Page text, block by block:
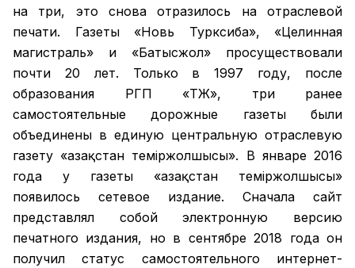
на три, это снова отразилось на отраслевой
печати. Газеты «Новь Турксиба», «Целинная
магистраль» и «Батысжол» просуществовали
почти 20 лет. Только в 1997 году, после
образования РГП «ҚТЖ», три ранее
самостоятельные дорожные газеты были
объединены в единую центральную отраслевую
газету «Қазақстан темiржолшысы». В январе 2016
года у газеты «Қазақстан теміржолшысы»
появилось сетевое издание. Сначала сайт
представлял собой электронную версию
печатного издания, но в сентябре 2018 года он
получил статус самостоятельного интернет-